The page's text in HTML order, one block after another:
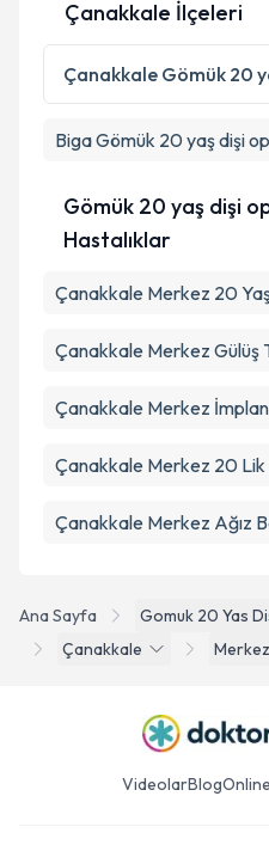
Kişisel verilerimin
Metni
'ni okudum ve
kapsamda
Ana Sayfa
Gomuk 20 Yas
Çanakkale
Merkez
Çanakkale İlçeleri
Çanakkale Gömük 20
BigaGömük 20 yaş dişi
Gömük 20 yaş dişi
Hastalıklar
Çanakkale Merkez 20
Çanakkale Merkez Gülüş
Çanakkale Merkez
Çanakkale Merkez 20 Lik
Çanakkale Merkez Ağız
VideolarBlog